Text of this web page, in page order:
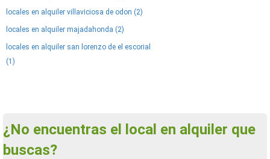
locales en alquiler villaviciosa de odon (2)
locales en alquiler majadahonda (2)
locales en alquiler san lorenzo de el escorial
(1)
¿No encuentras el local en alquiler que
buscas?